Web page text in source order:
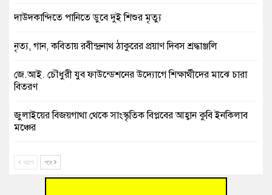
দাউদকান্দিতে পানিতে ডুবে দুই শিশুর মৃত্যু
নৃত্য, গান, কবিতায় রবীন্দ্রনাথ ঠাকুরের প্রয়াণ দিবস শ্রদ্ধাঞ্জলি
জে.আই. চৌধুরী যুব ফাউন্ডেশনের উদ্যোগে শিক্ষার্থীদের মাঝে চারা
বিতরণ
জুলাইয়ের বিজয়গাথা থেকে সাংস্কৃতিক বিপ্লবের আহ্বান কুবি ইনকিলাব
মঞ্চের
দেবিদ্বারে ভাড়াটিয়ার হাতে গৃহকত্রী খুন, ৯ টুকরো লাশ উদ্ধার
আগে পরে